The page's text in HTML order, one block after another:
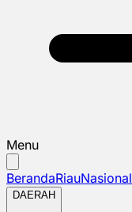
Menu
BerandaRiauNasional
DAERAH